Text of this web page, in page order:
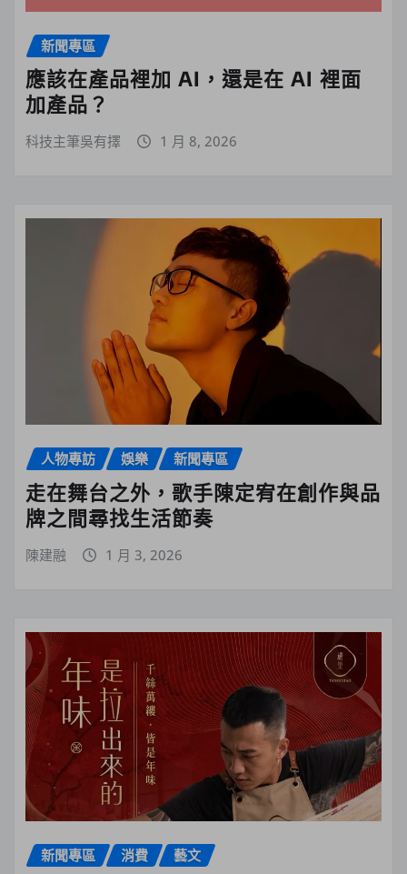
新聞專區
應該在產品裡加 AI，還是在 AI 裡面
加產品？
科技主筆吳有擇 1 月 8, 2026
人物專訪 娛樂 新聞專區
走在舞台之外，歌手陳定宥在創作與品
牌之間尋找生活節奏
陳建融 1 月 3, 2026
新聞專區 消費 藝文